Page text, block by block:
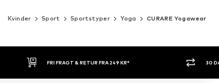
Kvinder Sport Sportstyper Yoga CURARE Yogawear
30 DAGES RETURRET KØB